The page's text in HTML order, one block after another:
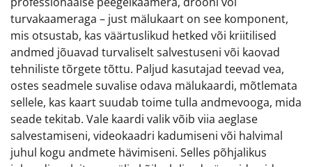
turvakaameraga – just mälukaart on see komponent,
mis otsustab, kas väärtuslikud hetked või kriitilised
andmed jõuavad turvaliselt salvestuseni või kaovad
tehniliste tõrgete tõttu. Paljud kasutajad teevad vea,
ostes seadmele suvalise odava mälukaardi, mõtlemata
sellele, kas kaart suudab toime tulla andmevooga, mida
seade tekitab. Vale kaardi valik võib viia aeglase
salvestamiseni, videokaadri kadumiseni või halvimal
juhul kogu andmete hävimiseni. Selles põhjalikus